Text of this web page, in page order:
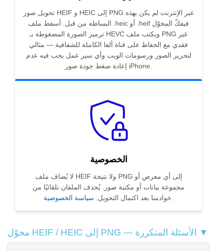
تحويل صور HEIF و HEIC إلى PNG عبر الإنترنت لم يكن بهذه
البساطة من قبل. أسقط ملف .heic أو .heif فيفكّ المحوّل
ترميز الصورة المضغوطة بـ HEVC ويكتب ملف PNG غير
فقدي مع الحفاظ على قناة ألفا الكاملة للشفافية — مثالي
لتحرير الصور ورسومات الويب وأي سير عمل يجب فيه عدم
إعادة ضغط جودة صور iPhone.
الخصوصية
لا يُضاف ملف HEIF ولا نتيجة PNG إلى أي معرض أو
مجموعة بيانات أو مكتبة صور. يُحذف الملفان تلقائيًا من
خوادمنا بعد اكتمال التحويل. سياسة الخصوصية .
محوّل HEIF / HEIC إلى PNG — الأسئلة المتكررة ▼